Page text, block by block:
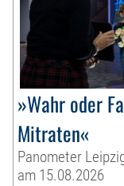
»Wahr oder
Mitraten«
Panometer
am 15.08.2026